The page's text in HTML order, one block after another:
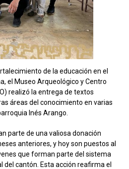
de la educación en el
el Museo Arqueológico y Centro
realizó la entrega de textos
áreas del conocimiento en varias
Inés Arango.
parte de una valiosa donación
anteriores, y hoy son puestos al
que forman parte del sistema
cantón. Esta acción reafirma el